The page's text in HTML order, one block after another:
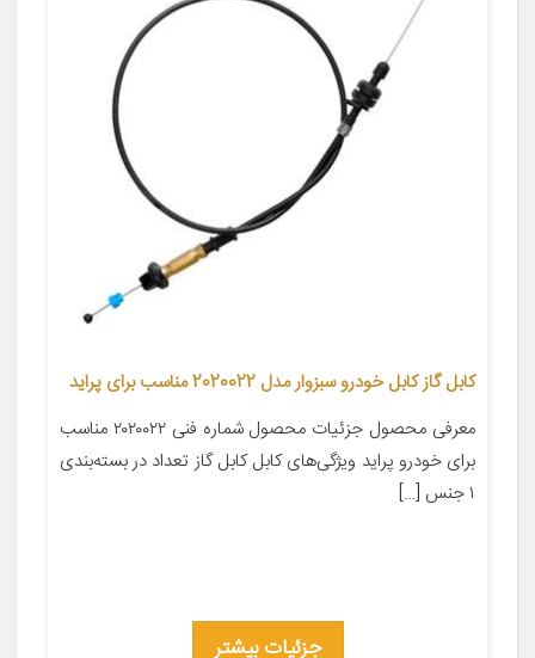
کابل گاز کابل خودرو سبزوار مدل 2020022 مناسب برای پراید
معرفی محصول جزئیات محصول شماره فنی ۲۰۲۰۰۲۲ مناسب
برای خودرو پراید ویژگی‌های کابل کابل گاز تعداد در بسته‌بندی
۱ جنس […]
جزئیات بیشتر